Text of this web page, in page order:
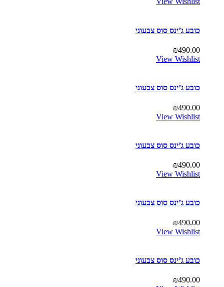
כובע ג’ינס סוס צבעוני
₪490.00
View Wishlist
כובע ג’ינס סוס צבעוני
₪490.00
View Wishlist
כובע ג’ינס סוס צבעוני
₪490.00
View Wishlist
כובע ג’ינס סוס צבעוני
₪490.00
View Wishlist
כובע ג’ינס סוס צבעוני
₪490.00